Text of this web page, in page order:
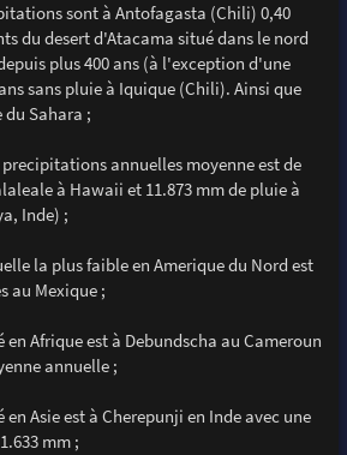
sont à Antofagasta (Chili) 0,40
du desert d'Atacama situé dans le nord
plus 400 ans (à l'exception d'une
sans pluie à Iquique (Chili). Ainsi que
Sahara ;
annuelles moyenne est de
à Hawaii et 11.873 mm de pluie à
Inde) ;
la plus faible en Amerique du Nord est
au Mexique ;
Afrique est à Debundscha au Cameroun
annuelle ;
Asie est à Cherepunji en Inde avec une
mm ;